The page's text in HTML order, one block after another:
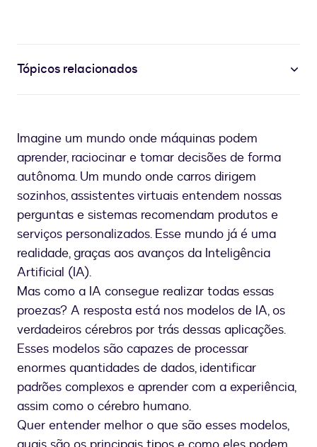
Tópicos relacionados
Imagine um mundo onde máquinas podem
aprender, raciocinar e tomar decisões de forma
autônoma. Um mundo onde carros dirigem
sozinhos, assistentes virtuais entendem nossas
perguntas e sistemas recomendam produtos e
serviços personalizados. Esse mundo já é uma
realidade, graças aos avanços da Inteligência
Artificial (IA).
Mas como a IA consegue realizar todas essas
proezas? A resposta está nos modelos de IA, os
verdadeiros cérebros por trás dessas aplicações.
Esses modelos são capazes de processar
enormes quantidades de dados, identificar
padrões complexos e aprender com a experiência,
assim como o cérebro humano.
Quer entender melhor o que são esses modelos,